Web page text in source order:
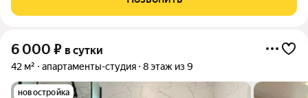
Омеги. Ремонт , сплит-система, круглая
6 000 ₽ в сутки
42 м² апартаменты-студия 8 этаж из 9
новостройка